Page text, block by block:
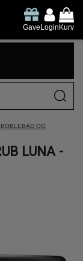
GaveLoginKurv
BOBLEBAD OG
LUNA -